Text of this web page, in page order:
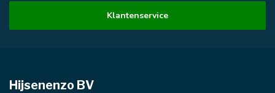
Klantenservice
Hijsenenzo BV